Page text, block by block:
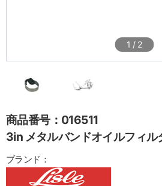
1 / 2
商品番号：016511
3in メタルバンドオイルフィル
ブランド：